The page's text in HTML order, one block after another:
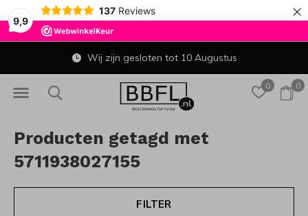
9,9
137 Reviews ×
0 0
Wij zijn gesloten tot 10 Augustus
Producten getagd met
5711938027155
FILTER